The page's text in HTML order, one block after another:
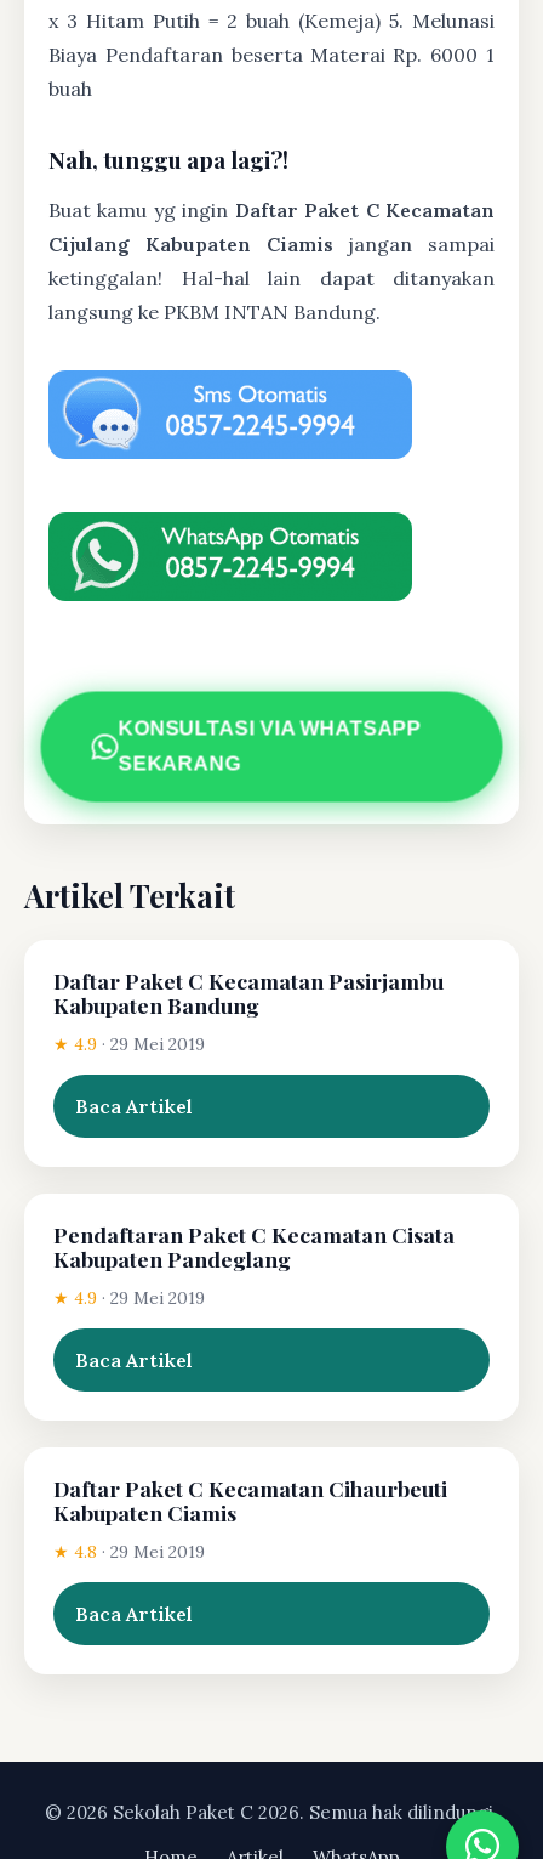
x 3 Hitam Putih = 2 buah (Kemeja) 5. Melunasi
Biaya Pendaftaran beserta Materai Rp. 6000 1
buah
Nah, tunggu apa lagi?!
Buat kamu yg ingin Daftar Paket C Kecamatan
Cijulang Kabupaten Ciamis jangan sampai
ketinggalan! Hal-hal lain dapat ditanyakan
langsung ke PKBM INTAN Bandung.
KONSULTASI VIA WHATSAPP
SEKARANG
Artikel Terkait
Daftar Paket C Kecamatan Pasirjambu
Kabupaten Bandung
★ 4.9 · 29 Mei 2019
Baca Artikel
Pendaftaran Paket C Kecamatan Cisata
Kabupaten Pandeglang
★ 4.9 · 29 Mei 2019
Baca Artikel
Daftar Paket C Kecamatan Cihaurbeuti
Kabupaten Ciamis
★ 4.8 · 29 Mei 2019
Baca Artikel
© 2026 Sekolah Paket C 2026. Semua hak dilindungi.